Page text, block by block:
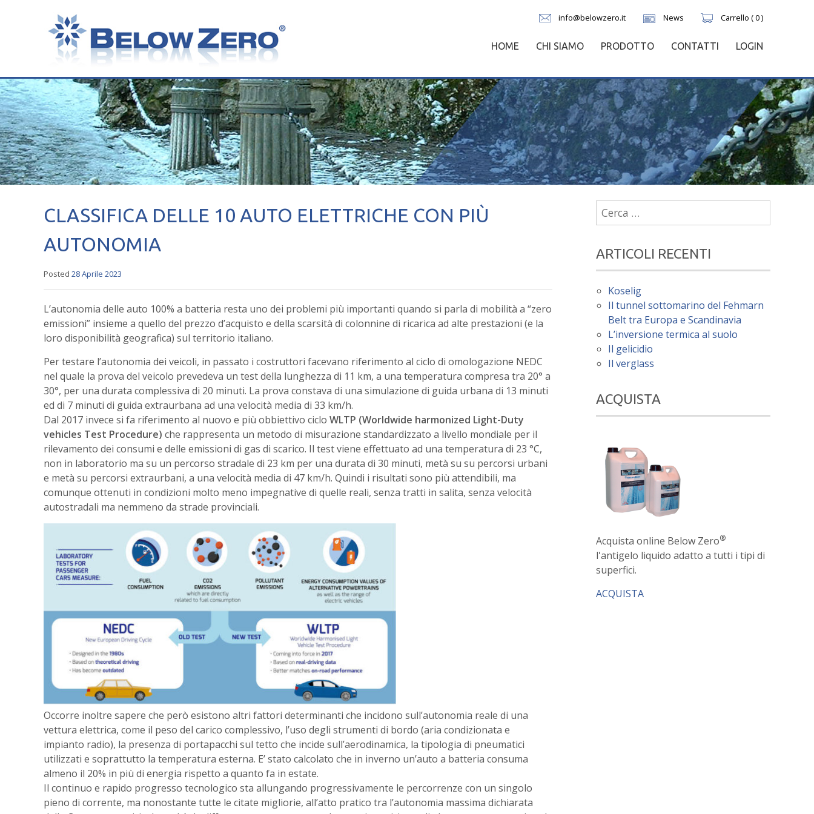
info@belowzero.it News Carrello ( 0 )
SKIP
CONTENT
HOME CHI SIAMO PRODOTTO CONTATTI LOGIN
CLASSIFICA DELLE 10 AUTO ELETTRICHE CON PIÙ
AUTONOMIA
Posted 28 Aprile 2023
L’autonomia delle auto 100% a batteria resta uno dei problemi più importanti quando si parla di mobilità a “zero
emissioni” insieme a quello del prezzo d’acquisto e della scarsità di colonnine di ricarica ad alte prestazioni (e la
loro disponibilità geografica) sul territorio italiano.
Per testare l’autonomia dei veicoli, in passato i costruttori facevano riferimento al ciclo di omologazione NEDC
nel quale la prova del veicolo prevedeva un test della lunghezza di 11 km, a una temperatura compresa tra 20° a
30°, per una durata complessiva di 20 minuti. La prova constava di una simulazione di guida urbana di 13 minuti
ed di 7 minuti di guida extraurbana ad una velocità media di 33 km/h.
Dal 2017 invece si fa riferimento al nuovo e più obbiettivo ciclo WLTP (Worldwide harmonized Light-Duty
vehicles Test Procedure) che rappresenta un metodo di misurazione standardizzato a livello mondiale per il
rilevamento dei consumi e delle emissioni di gas di scarico. Il test viene effettuato ad una temperatura di 23 °C,
non in laboratorio ma su un percorso stradale di 23 km per una durata di 30 minuti, metà su su percorsi urbani
e metà su percorsi extraurbani, a una velocità media di 47 km/h. Quindi i risultati sono più attendibili, ma
comunque ottenuti in condizioni molto meno impegnative di quelle reali, senza tratti in salita, senza velocità
autostradali ma nemmeno da strade provinciali.
Occorre inoltre sapere che però esistono altri fattori determinanti che incidono sull’autonomia reale di una
vettura elettrica, come il peso del carico complessivo, l’uso degli strumenti di bordo (aria condizionata e
impianto radio), la presenza di portapacchi sul tetto che incide sull’aerodinamica, la tipologia di pneumatici
utilizzati e soprattutto la temperatura esterna. E’ stato calcolato che in inverno un’auto a batteria consuma
almeno il 20% in più di energia rispetto a quanto fa in estate.
Il continuo e rapido progresso tecnologico sta allungando progressivamente le percorrenze con un singolo
pieno di corrente, ma nonostante tutte le citate migliorie, all’atto pratico tra l’autonomia massima dichiarata
Ricerca
per:
ARTICOLI RECENTI
Koselig
Il tunnel sottomarino del Fehmarn
Belt tra Europa e Scandinavia
L’inversione termica al suolo
Il gelicidio
Il verglass
ACQUISTA
Acquista online Below Zero®
l'antigelo liquido adatto a tutti i tipi di
superfici.
ACQUISTA